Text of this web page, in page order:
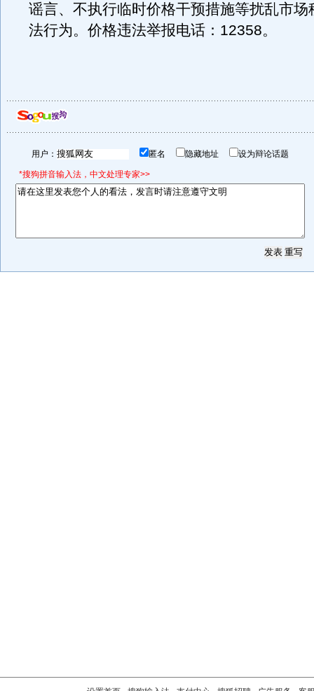
谣言、不执行临时价格干预措施等扰乱市场
法行为。价格违法举报电话：12358。
用户： 匿名 隐藏地址 设为辩论话题
*搜狗拼音输入法，中文处理专家>>